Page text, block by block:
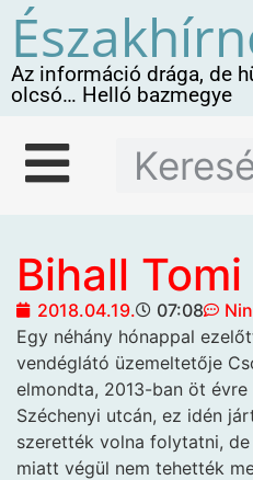
Az információ drága, de
olcsó… Helló bazmegye
Bihall
2018.04.19. 07:08
Egy néhány hónappal
vendéglátó üzemeltetője
elmondta, 2013-ban öt
Széchenyi utcán, ez idén
szerették volna folytatni,
miatt végül nem tehették